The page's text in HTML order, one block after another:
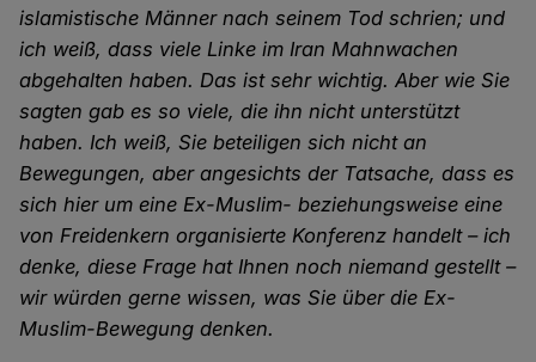
islamistische Männer nach seinem Tod schrien; und
ich weiß, dass viele Linke im Iran Mahnwachen
abgehalten haben. Das ist sehr wichtig. Aber wie Sie
sagten gab es so viele, die ihn nicht unterstützt
haben. Ich weiß, Sie beteiligen sich nicht an
Bewegungen, aber angesichts der Tatsache, dass es
sich hier um eine Ex-Muslim- beziehungsweise eine
von Freidenkern organisierte Konferenz handelt – ich
denke, diese Frage hat Ihnen noch niemand gestellt –
wir würden gerne wissen, was Sie über die Ex-
Muslim-Bewegung denken.